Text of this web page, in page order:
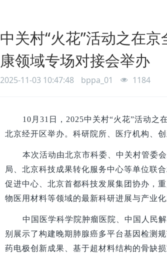
中关村“火花”活动之在
康领域专场对接会举办
2025-11-03 10:47:48 bppa_01 1184
10 月31日，2025中关村“火花”活动之
北京经开区举办。科研院所、医疗机构、
本次活动由北京市科委、中关村管委
局、北京科技成果转化服务中心等单位联
促进中心、北京首都科技发展集团协办，
物医用材料等领域的最新科研进展与产业化
中国医学科学院肿瘤医院、中国人民
别展示了构建晚期肺腺癌多平台基因检测
药电极创新成果、基于超材料结构的骨缺